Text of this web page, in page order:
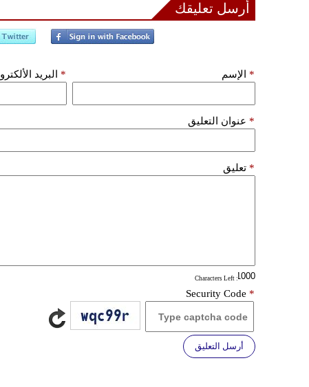
أرسل تعليقك
الإسم * البريد *
عنوان التعليق *
تعليق *
: Characters Left
Security Code *
أرسل التعليق